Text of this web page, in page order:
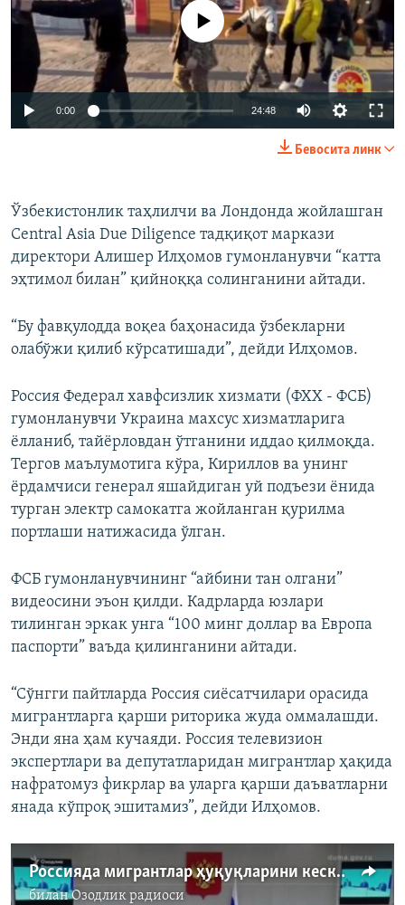
720p 1080p
Айни дамда медиа-манба мавжуд эмас
0:00 24:48
720p
1080p
Бевосита линк
Ўзбекистонлик таҳлилчи ва Лондонда жойлашган
Central Asia Due Diligence тадқиқот маркази
директори Алишер Илҳомов гумонланувчи “катта
эҳтимол билан” қийноққа солинганини айтади.
“Бу фавқулодда воқеа баҳонасида ўзбекларни
олабўжи қилиб кўрсатишади”, дейди Илҳомов.
Россия Федерал хавфсизлик хизмати (ФХХ - ФСБ)
гумонланувчи Украина махсус хизматларига
ёлланиб, тайёрловдан ўтганини иддао қилмоқда.
Тергов маълумотига кўра, Кириллов ва унинг
ёрдамчиси генерал яшайдиган уй подъези ёнида
турган электр самокатга жойланган қурилма
портлаши натижасида ўлган.
ФСБ гумонланувчининг “айбини тан олгани”
видеосини эъон қилди. Кадрларда юзлари
тилинган эркак унга “100 минг доллар ва Европа
паспорти” ваъда қилинганини айтади.
“Сўнгги пайтларда Россия сиёсатчилари орасида
мигрантларга қарши риторика жуда оммалашди.
Энди яна ҳам кучаяди. Россия телевизион
экспертлари ва депутатларидан мигрантлар ҳақида
нафратомуз фикрлар ва уларга қарши даъватларни
янада кўпроқ эшитамиз”, дейди Илҳомов.
Россияда мигрантлар ҳуқуқларини кескин чекловчи қонун қабул қилинди
биланОзодлик радиоси